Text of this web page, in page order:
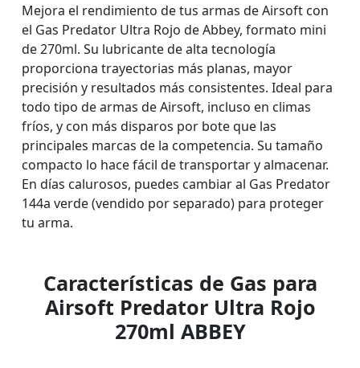
Mejora el rendimiento de tus armas de Airsoft con
el Gas Predator Ultra Rojo de Abbey, formato mini
de 270ml. Su lubricante de alta tecnología
proporciona trayectorias más planas, mayor
precisión y resultados más consistentes. Ideal para
todo tipo de armas de Airsoft, incluso en climas
fríos, y con más disparos por bote que las
principales marcas de la competencia. Su tamaño
compacto lo hace fácil de transportar y almacenar.
En días calurosos, puedes cambiar al Gas Predator
144a verde (vendido por separado) para proteger
tu arma.
Características de Gas para
Airsoft Predator Ultra Rojo
270ml ABBEY